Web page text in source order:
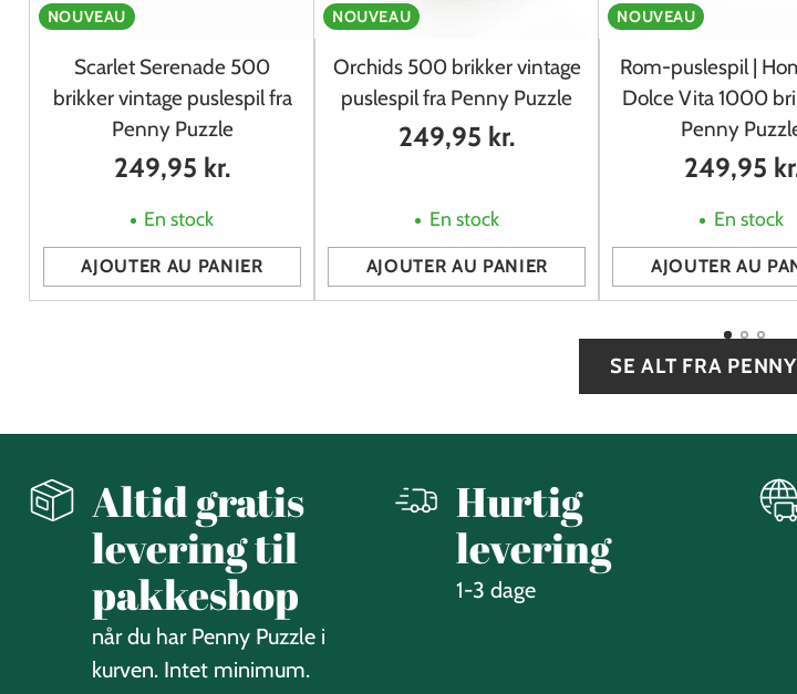
NOUVEAU
Scarlet Serenade 500
brikker vintage puslespil fra
Penny Puzzle
249,95 kr.
En stock
AJOUTER AU PANIER
Quantité
NOUVEAU
Orchids 500 brikker vintage
puslespil fra Penny Puzzle
249,95 kr.
En stock
AJOUTER AU PANIER
Quantité
NOUVEAU
Rom-puslespil |
Dolce Vita 1000
Penny
249,95
En stock
AJOUTER AU
Quantité
SE ALT FRA
Altid gratis
levering til
pakkeshop
når du har Penny Puzzle i
kurven. Intet minimum.
Hurtig
levering
1-3 dage